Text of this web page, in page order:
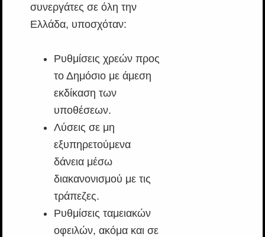
συνεργάτες σε όλη την
Ελλάδα, υποσχόταν:
Ρυθμίσεις χρεών προς
το Δημόσιο με άμεση
εκδίκαση των
υποθέσεων.
Λύσεις σε μη
εξυπηρετούμενα
δάνεια μέσω
διακανονισμού με τις
τράπεζες.
Ρυθμίσεις ταμειακών
οφειλών, ακόμα και σε